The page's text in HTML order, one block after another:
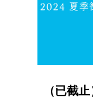
（已截